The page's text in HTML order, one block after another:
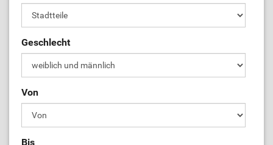
Geschlecht
Von
Bis